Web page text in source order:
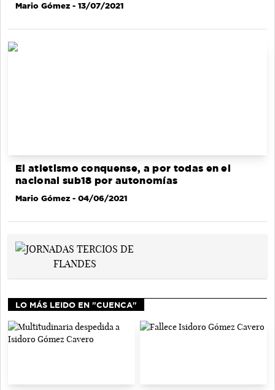
Mario Gómez - 13/07/2021
El atletismo conquense, a por todas en el
nacional sub18 por autonomías
Mario Gómez - 04/06/2021
LO MÁS LEIDO EN "CUENCA"